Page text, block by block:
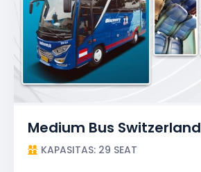
Medium Bus Switzerland
KAPASITAS: 29 SEAT